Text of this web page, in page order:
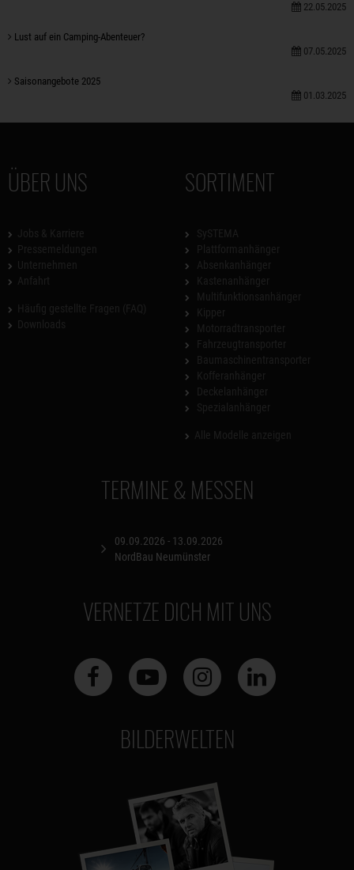
22.05.2025
Lust auf ein Camping-Abenteuer?
07.05.2025
Saisonangebote 2025
01.03.2025
ÜBER UNS SORTIMENT
TERMINE & MESSEN
09.09.2026 - 13.09.2026
NordBau Neumünster
VERNETZE DICH MIT UNS
BILDERWELTEN